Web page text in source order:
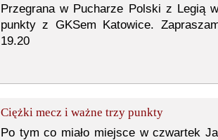
Przegrana w Pucharze Polski z Legią
punkty z GKSem Katowice.
19.20
Ciężki mecz i ważne trzy punkty
Po tym co miało miejsce w czwartek